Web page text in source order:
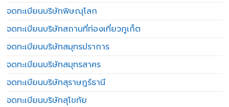
จดทะเบียนบริษัทพิษณุโลก
จดทะเบียนบริษัทสถานที่ท่องเที่ยวภูเก็ต
จดทะเบียนบริษัทสมุทรปราการ
จดทะเบียนบริษัทสมุทรสาคร
จดทะเบียนบริษัทสุราษฎร์ธานี
จดทะเบียนบริษัทสุโขทัย